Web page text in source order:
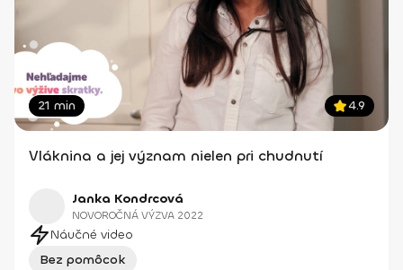
21 min 4.9
Vláknina a jej význam nielen pri chudnutí
Janka Kondrcová
NOVOROČNÁ VÝZVA 2022
Náučné video
Bez pomôcok